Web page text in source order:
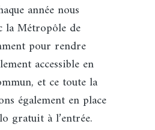
année nous
la Métropôle de
pour rendre
accessible en
et ce toute la
également en place
gratuit à l’entrée.